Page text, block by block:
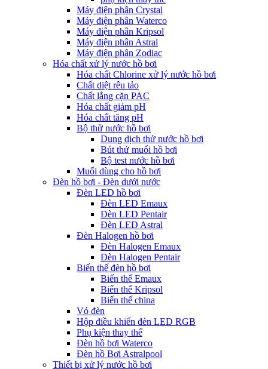
Máy điện phân Crystal
Máy điện phân Waterco
Máy điện phân Kripsol
Máy điện phân Astral
Máy điện phân Zodiac
Hóa chất xử lý nước hồ bơi
Hóa chất Chlorine xử lý nước hồ bơi
Chất diệt rêu tảo
Chất lắng cặn PAC
Hóa chất giảm pH
Hóa chất tăng pH
Bộ thử nước hồ bơi
Dung dịch thử nước hồ bơi
Bút thử muối hồ bơi
Bộ test nước hồ bơi
Muối dùng cho hồ bơi
Đèn hồ bơi - Đèn dưới nước
Đèn LED hồ bơi
Đèn LED Emaux
Đèn LED Pentair
Đèn LED Astral
Đèn Halogen hồ bơi
Đèn Halogen Emaux
Đèn Halogen Pentair
Biến thế đèn hồ bơi
Biến thế Emaux
Biến thế Kripsol
Biến thế china
Vỏ đèn
Hộp điều khiển đèn LED RGB
Phụ kiện thay thế
Đèn hồ bơi Waterco
Đèn hồ Bơi Astralpool
Thiết bị xử lý nước hồ bơi